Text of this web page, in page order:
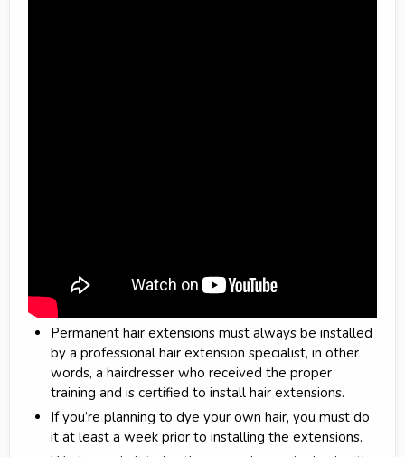
Permanent hair extensions must always be installed
by a professional hair extension specialist, in other
words, a hairdresser who received the proper
training and is certified to install hair extensions.
If you’re planning to dye your own hair, you must do
it at least a week prior to installing the extensions.